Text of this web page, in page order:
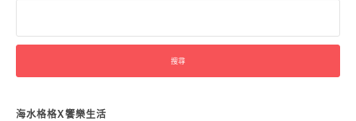
關
字:
海水格格X饗樂生活